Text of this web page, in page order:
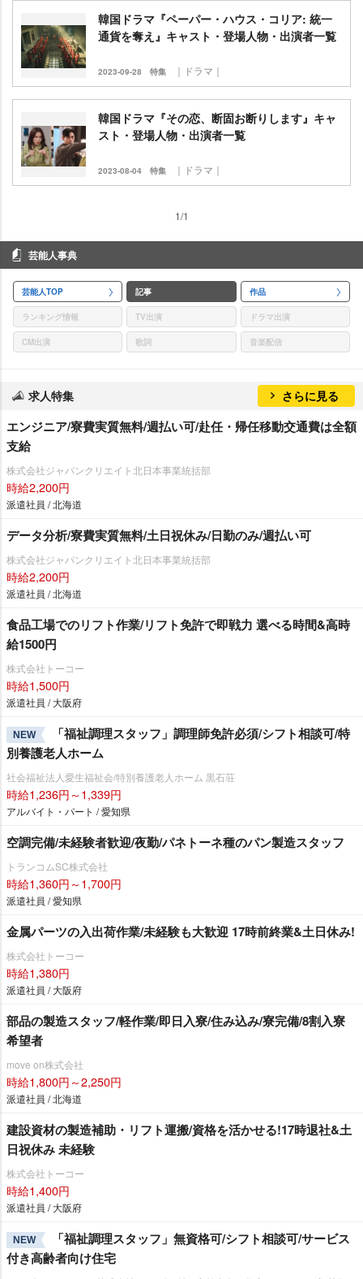
韓国ドラマ『ペーパー・ハウス・コリア: 統一
通貨を奪え』キャスト・登場人物・出演者一覧
2023-09-28 特集 ｜ドラマ｜
韓国ドラマ『その恋、断固お断りします』キャ
スト・登場人物・出演者一覧
2023-08-04 特集 ｜ドラマ｜
1/1
芸能人事典
芸能人TOP 記事 作品
ランキング情報 TV出演 ドラマ出演
CM出演 歌詞 音楽配信
求人特集 さらに見る
エンジニア/寮費実質無料/週払い可/赴任・帰任移動交通費は全額
支給
株式会社ジャパンクリエイト北日本事業統括部
時給2,200円
派遣社員 / 北海道
データ分析/寮費実質無料/土日祝休み/日勤のみ/週払い可
株式会社ジャパンクリエイト北日本事業統括部
時給2,200円
派遣社員 / 北海道
食品工場でのリフト作業/リフト免許で即戦力 選べる時間&高時
給1500円
株式会社トーコー
時給1,500円
派遣社員 / 大阪府
NEW
「福祉調理スタッフ」調理師免許必須/シフト相談可/特
別養護老人ホーム
社会福祉法人愛生福祉会/特別養護老人ホーム 黒石荘
時給1,236円～1,339円
アルバイト・パート / 愛知県
空調完備/未経験者歓迎/夜勤/パネトーネ種のパン製造スタッフ
トランコムSC株式会社
時給1,360円～1,700円
派遣社員 / 愛知県
金属パーツの入出荷作業/未経験も大歓迎 17時前終業&土日休み!
株式会社トーコー
時給1,380円
派遣社員 / 大阪府
部品の製造スタッフ/軽作業/即日入寮/住み込み/寮完備/8割入寮
希望者
move on株式会社
時給1,800円～2,250円
派遣社員 / 北海道
建設資材の製造補助・リフト運搬/資格を活かせる!17時退社&土
日祝休み 未経験
株式会社トーコー
時給1,400円
派遣社員 / 大阪府
NEW
「福祉調理スタッフ」無資格可/シフト相談可/サービス
付き高齢者向け住宅